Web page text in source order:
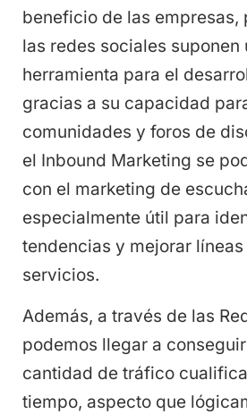
beneficio de las empresas,
las redes sociales suponen
herramienta para el
gracias a su capacidad
comunidades y foros de
el Inbound Marketing se
con el marketing de
especialmente útil para
tendencias y mejorar
servicios.
Además, a través de las
podemos llegar a
cantidad de tráfico
tiempo, aspecto que